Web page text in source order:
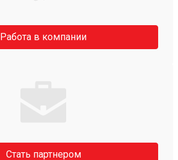
Работа в компании
Стать партнером